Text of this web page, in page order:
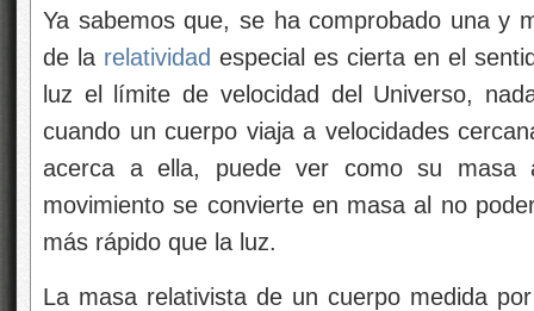
Ya sabemos que, se ha comprobado una y
de la relatividad especial es cierta en el
luz el límite de velocidad del Universo,
cuando un cuerpo viaja a velocidades
acerca a ella, puede ver como su masa
movimiento se convierte en masa al no
más rápido que la luz.
La masa relativista de un cuerpo medida